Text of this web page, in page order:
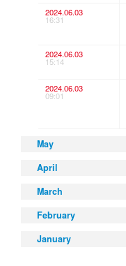
2024.06.03
16:31
2024.06.03
15:14
2024.06.03
09:01
May
April
March
February
January